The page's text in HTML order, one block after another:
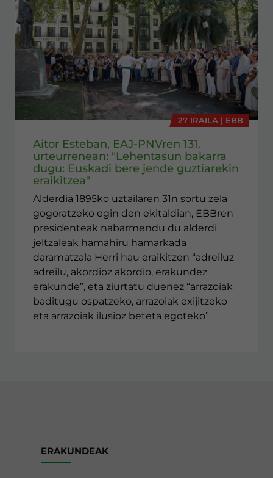
27 IRAILA | EBB
Aitor Esteban, EAJ-PNVren 131.
urteurrenean: "Lehentasun bakarra
dugu: Euskadi bere jende guztiarekin
eraikitzea"
Alderdia 1895ko uztailaren 31n sortu zela
gogoratzeko egin den ekitaldian, EBBren
presidenteak nabarmendu du alderdi
jeltzaleak hamahiru hamarkada
daramatzala Herri hau eraikitzen “adreiluz
adreilu, akordioz akordio, erakundez
erakunde”, eta ziurtatu duenez “arrazoiak
baditugu ospatzeko, arrazoiak exijitzeko
eta arrazoiak ilusioz beteta egoteko”
ERAKUNDEAK